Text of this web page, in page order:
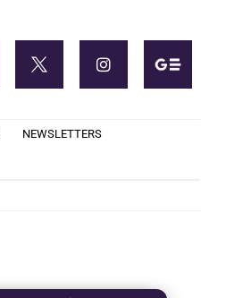
NEWSLETTERS